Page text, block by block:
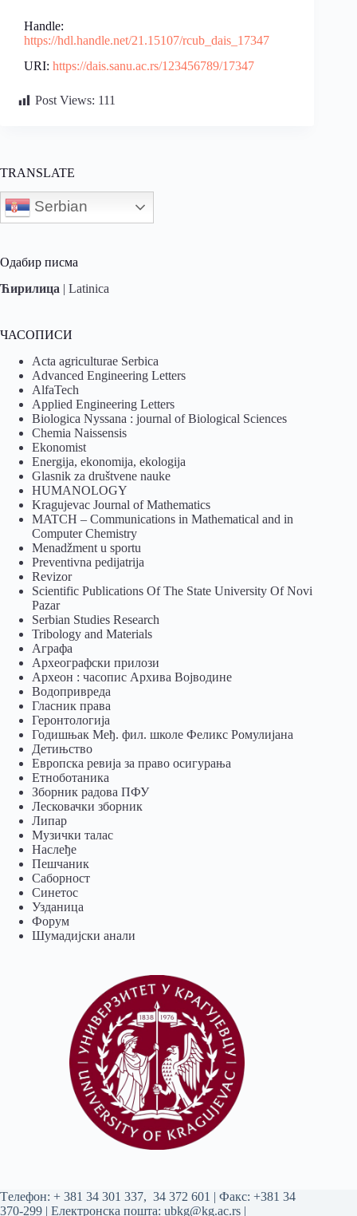
Handle:
https://hdl.handle.net/21.15107/rcub_dais_17347
URI: https://dais.sanu.ac.rs/123456789/17347
Post Views: 111
TRANSLATE
Serbian
Одабир писма
Ћирилица | Latinica
ЧАСОПИСИ
Acta agriculturae Serbica
Advanced Engineering Letters
AlfaTech
Applied Engineering Letters
Biologica Nyssana : journal of Biological Sciences
Chemia Naissensis
Ekonomist
Energija, ekonomija, ekologija
Glasnik za društvene nauke
HUMANOLOGY
Kragujevac Journal of Mathematics
MATCH – Communications in Mathematical and in
Computer Chemistry
Menadžment u sportu
Preventivna pedijatrija
Revizor
Scientific Publications Of The State University Of Novi
Pazar
Serbian Studies Research
Tribology and Materials
Аграфа
Археографски прилози
Археон : часопис Архива Војводине
Водопривреда
Гласник права
Геронтологија
Годишњак Међ. фил. школе Феликс Ромулијана
Детињство
Европска ревија за право осигурања
Eтноботаника
Зборник радова ПФУ
Лесковачки зборник
Липар
Музички талас
Наслеђе
Пешчаник
Саборност
Синетос
Узданица
Форум
Шумадијски анали
Tелефон: + 381 34 301 337, 34 372 601
| Факс: +381 34
370-299 | Електронска пошта: ubkg@kg.ac.rs